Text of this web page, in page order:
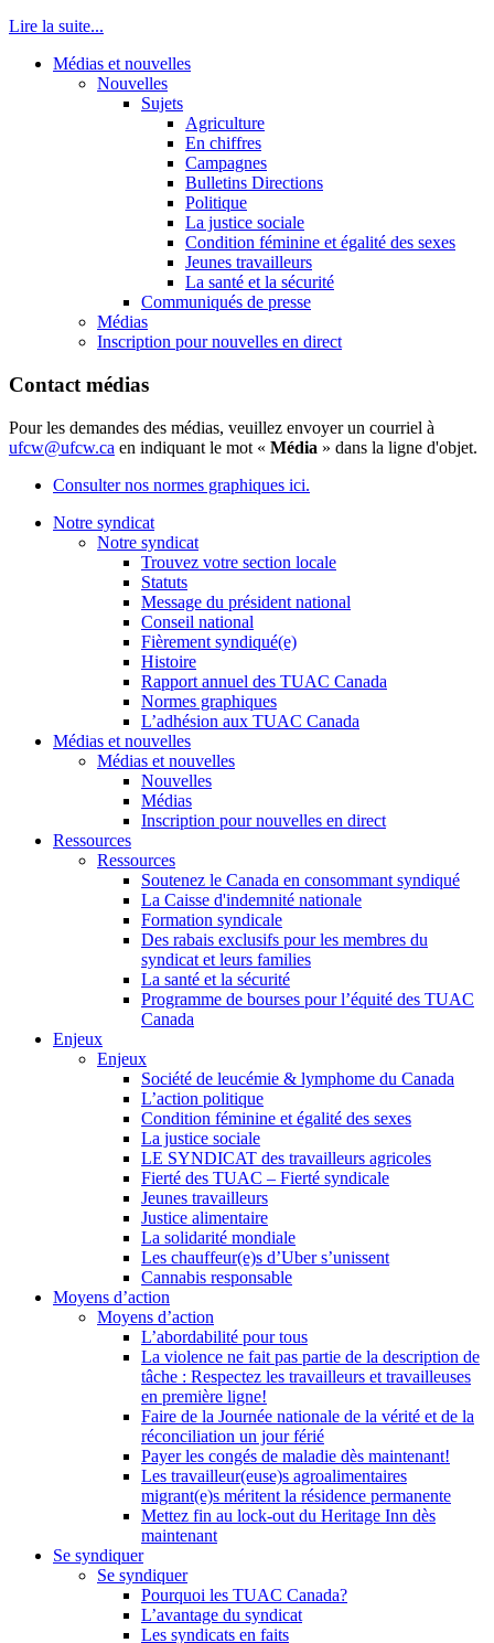
Lire la suite...
Médias et nouvelles
Nouvelles
Sujets
Agriculture
En chiffres
Campagnes
Bulletins Directions
Politique
La justice sociale
Condition féminine et égalité des sexes
Jeunes travailleurs
La santé et la sécurité
Communiqués de presse
Médias
Inscription pour nouvelles en direct
Contact médias
Pour les demandes des médias, veuillez envoyer un courriel à
ufcw@ufcw.ca en indiquant le mot « Média » dans la ligne d'objet.
Consulter nos normes graphiques ici.
Notre syndicat
Notre syndicat
Trouvez votre section locale
Statuts
Message du président national
Conseil national
Fièrement syndiqué(e)
Histoire
Rapport annuel des TUAC Canada
Normes graphiques
L’adhésion aux TUAC Canada
Médias et nouvelles
Médias et nouvelles
Nouvelles
Médias
Inscription pour nouvelles en direct
Ressources
Ressources
Soutenez le Canada en consommant syndiqué
La Caisse d'indemnité nationale
Formation syndicale
Des rabais exclusifs pour les membres du
syndicat et leurs families
La santé et la sécurité
Programme de bourses pour l’équité des TUAC
Canada
Enjeux
Enjeux
Société de leucémie & lymphome du Canada
L’action politique
Condition féminine et égalité des sexes
La justice sociale
LE SYNDICAT des travailleurs agricoles
Fierté des TUAC – Fierté syndicale
Jeunes travailleurs
Justice alimentaire
La solidarité mondiale
Les chauffeur(e)s d’Uber s’unissent
Cannabis responsable
Moyens d’action
Moyens d’action
L’abordabilité pour tous
La violence ne fait pas partie de la description de
tâche : Respectez les travailleurs et travailleuses
en première ligne!
Faire de la Journée nationale de la vérité et de la
réconciliation un jour férié
Payer les congés de maladie dès maintenant!
Les travailleur(euse)s agroalimentaires
migrant(e)s méritent la résidence permanente
Mettez fin au lock-out du Heritage Inn dès
maintenant
Se syndiquer
Se syndiquer
Pourquoi les TUAC Canada?
L’avantage du syndicat
Les syndicats en faits